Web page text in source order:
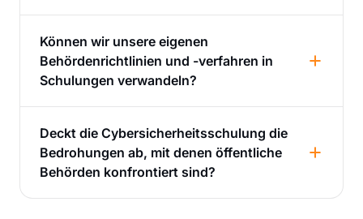
Können wir unsere eigenen
Behördenrichtlinien und -verfahren in
Schulungen verwandeln?
Deckt die Cybersicherheitsschulung die
Bedrohungen ab, mit denen öffentliche
Behörden konfrontiert sind?